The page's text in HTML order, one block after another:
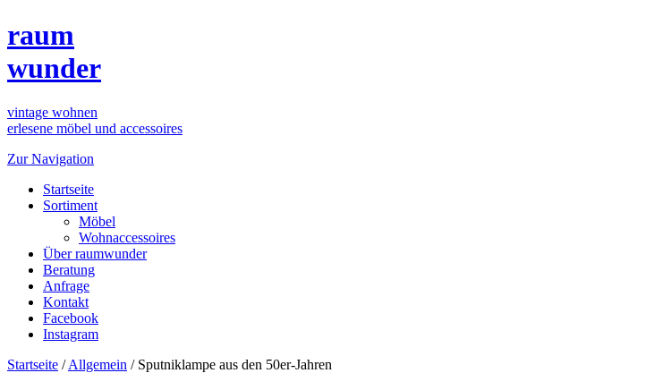
raum
wunder
vintage wohnen
erlesene möbel und accessoires
Zur Navigation
Startseite
Sortiment
Möbel
Wohnaccessoires
Über raumwunder
Beratung
Anfrage
Kontakt
Facebook
Instagram
Startseite /Allgemein / Sputniklampe aus den 50er-Jahren